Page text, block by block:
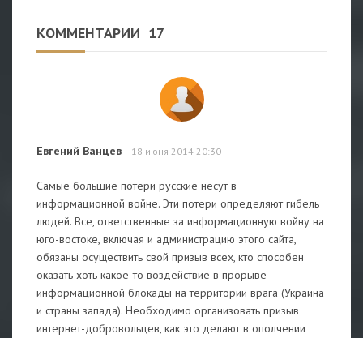
КОММЕНТАРИИ 17
Евгений Ванцев 18 июня 2014 20:30
Самые большие потери русские несут в
информационной войне. Эти потери определяют гибель
людей. Все, ответственные за информационную войну на
юго-востоке, включая и администрацию этого сайта,
обязаны осуществить свой призыв всех, кто способен
оказать хоть какое-то воздействие в прорыве
информационной блокады на территории врага (Украина
и страны запада). Необходимо организовать призыв
интернет-добровольцев, как это делают в ополчении